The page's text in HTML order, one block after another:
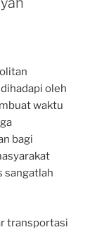
oleh
waktu
bagi
sangatlah
transportasi